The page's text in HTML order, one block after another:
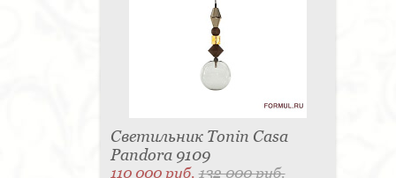
Светильник Tonin Casa
Pandora 9109
110 000 руб.132 000 руб.